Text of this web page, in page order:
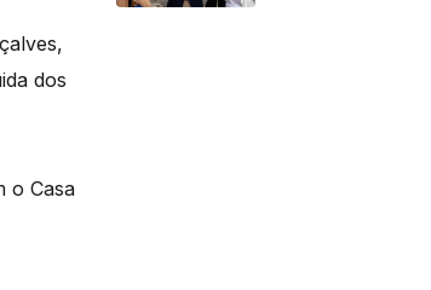
dos
o Casa